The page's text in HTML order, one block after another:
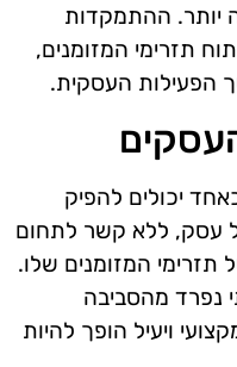
יותר. ההתמקדות
תזרימי המזומנים,
הפעילות העסקית.
יכולים להפיק
עסק, ללא קשר לתחום
תזרימי המזומנים שלו.
נפרד מהסביבה
ויעיל הופך להיות